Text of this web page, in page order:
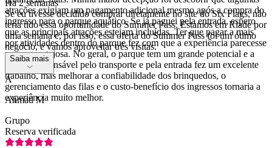
atrações exigiam um pagamento adicional mesmo após a compra do
ingresso para o parque aquático. Se já paguei pela entrada, espero
que as principais atrações estejam incluídas. Ter que pagar a mais
por atividades dentro do parque fez com que a experiência parecesse
menos vantajosa. No geral, o parque tem um grande potencial e a
equipe responsável pelo transporte e pela entrada fez um excelente
trabalho, mas melhorar a confiabilidade dos brinquedos, o
gerenciamento das filas e o custo-benefício dos ingressos tornaria a
experiência muito melhor.
Há 2 semanas
Se eu tivesse decidido comprar diretamente no site do Six Flags, não
teria tido essa oportunidade do Summer Pass. Estamos em Riade por
uma semana e, por isso, essa oferta do Summer Pass foi um ótimo
negócio, e vamos aproveitar três visitas.
Saiba mais
A
Ahmad M
Grupo
Reserva verificada